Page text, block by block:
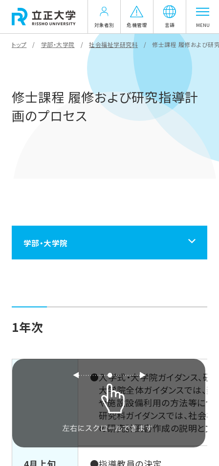
対象者別 危機管理 言語 MENU
トップ 学部・大学院 社会福祉学研究科 修士課程 履修および研
修士課程 履修および研究指導計
画のプロセス
学部・大学院
仏教学部
法学部
1年次
4月上旬
●入学式・大学院ガイダンス、研
大学院全体ガイダンスでは、
や施設設備利用の方法等につ
研究科ガイダンスでは、社会
の研究計画書作成の説明と文
●指導教員の決定